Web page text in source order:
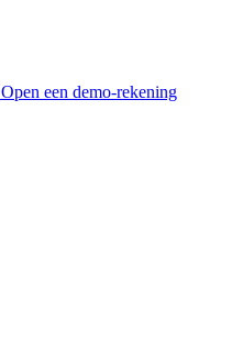
Open een demo-rekening